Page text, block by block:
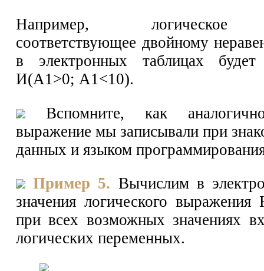
Например, логическое
соответствующее двойному
в электронных таблицах
И(А1>0; А1<10).
Вспомните, как
выражение мы записывали при
данных и языком
Пример 5. Вычислим в
значения логического
при всех возможных значениях
логических переменных.